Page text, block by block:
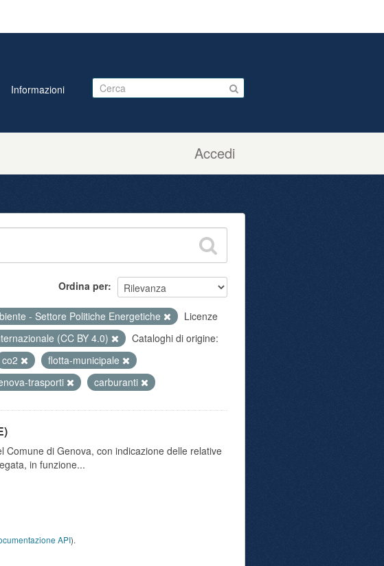
Accedi
Informazioni
Ordina per
- Settore Politiche Energetiche
Licenze
(CC BY 4.0)
Cataloghi di origine:
co2
flotta-municipale
trasporti carburanti
di Genova, con indicazione delle relative
in funzione...
API).